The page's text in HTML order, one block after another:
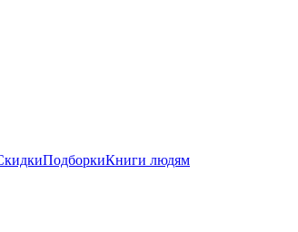
ПодборкиКниги людям